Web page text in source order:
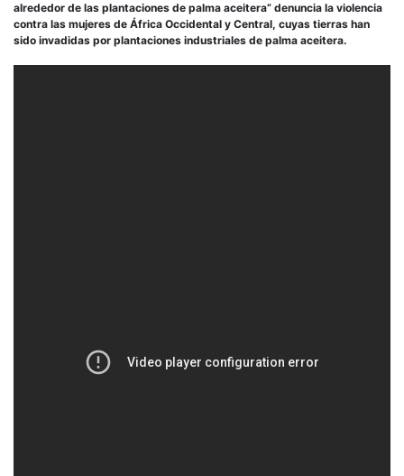
alrededor de las plantaciones de palma aceitera” denuncia la violencia
contra las mujeres de África Occidental y Central, cuyas tierras han
sido invadidas por plantaciones industriales de palma aceitera.